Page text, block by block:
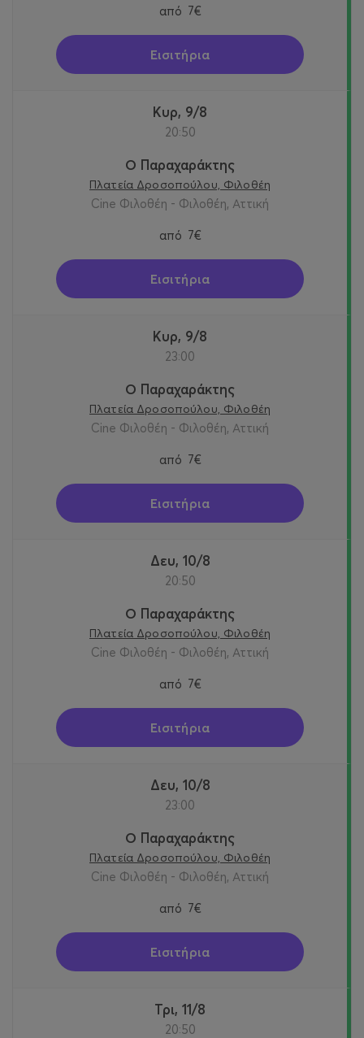
από 7€
Εισιτήρια
Κυρ, 9/8
20:50
Ο Παραχαράκτης
Πλατεία Δροσοπούλου, Φιλοθέη
Cine Φιλοθέη - Φιλοθέη, Αττική
από 7€
Εισιτήρια
Κυρ, 9/8
23:00
Ο Παραχαράκτης
Πλατεία Δροσοπούλου, Φιλοθέη
Cine Φιλοθέη - Φιλοθέη, Αττική
από 7€
Εισιτήρια
Δευ, 10/8
20:50
Ο Παραχαράκτης
Πλατεία Δροσοπούλου, Φιλοθέη
Cine Φιλοθέη - Φιλοθέη, Αττική
από 7€
Εισιτήρια
Δευ, 10/8
23:00
Ο Παραχαράκτης
Πλατεία Δροσοπούλου, Φιλοθέη
Cine Φιλοθέη - Φιλοθέη, Αττική
από 7€
Εισιτήρια
Τρι, 11/8
20:50